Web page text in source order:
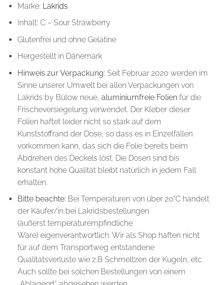
Marke: Lakrids
Inhalt: C – Sour Strawberry
Glutenfrei und ohne Gelatine
Hergestellt in Dänemark
Hinweis zur Verpackung: Seit Februar 2020 werden im
Sinne unserer Umwelt bei allen Verpackungen von
Lakrids by Bülow neue, aluminiumfreie Folienfür die
Frischeversiegelung verwendet. Der Kleber dieser
Folien haftet leider nicht so stark auf dem
Kunststoffrand der Dose, so dass es in Einzelfällen
vorkommen kann, das sich die Folie bereits beim
Abdrehen des Deckels löst. Die Dosen sind bis
konstant hohe Qualität bleibt natürlich in jedem Fall
erhalten.
Bitte beachte: Bei Temperaturen von über 20°C handelt
der Käufer/in bei Lakridsbestellungen
(äußerst temperaturempfindliche
Ware) eigenverantwortlich. Wir als Shop haften nicht
für auf dem Transportweg entstandene
Qualitätsverluste wie z.B Schmeltzen der Kugeln, etc.
Auch sollte bei solchen Bestellungen von einem